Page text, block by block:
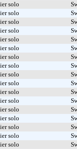
solo
solo
solo
solo
solo
solo
solo
solo
solo
solo
solo
solo
solo
solo
solo
solo
solo